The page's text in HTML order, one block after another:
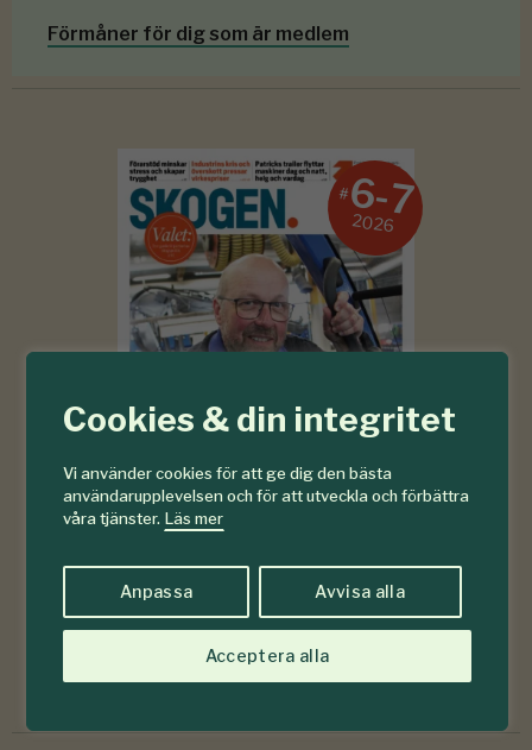
Cookies & din integritet
Vi använder cookies för att ge dig den bästa
användarupplevelsen och för att utveckla och förbättra
våra tjänster. Läs mer
Anpassa Avvisa alla
Acceptera alla
Förmåner för dig som är medlem
#6-7
2026
Läs senaste numret
Prenumerera